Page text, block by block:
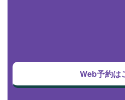
Web予約は